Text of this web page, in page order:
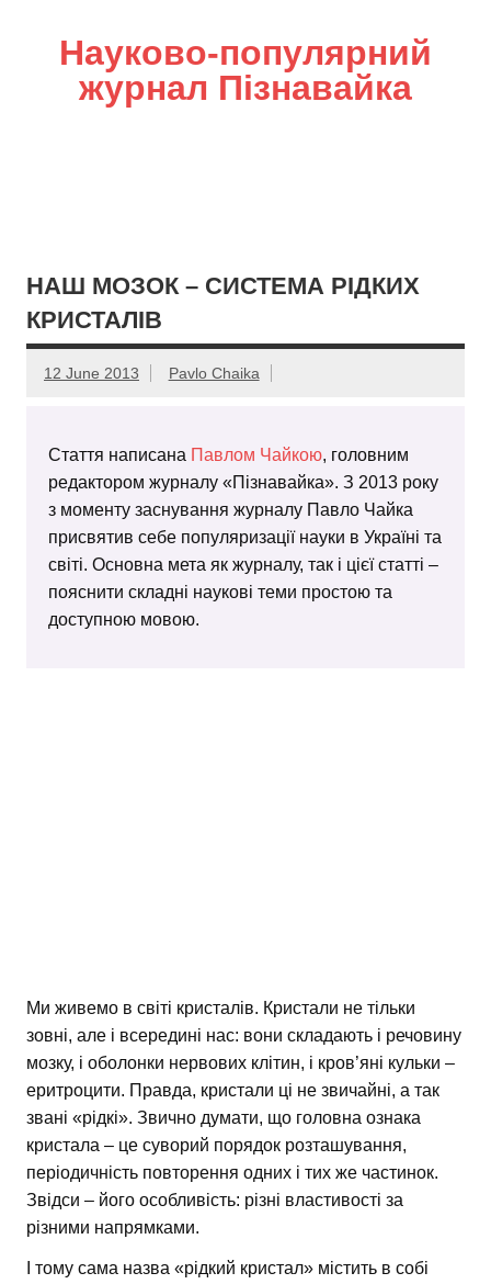
Науково-популярний
журнал Пізнавайка
НАШ МОЗОК – СИСТЕМА РІДКИХ
КРИСТАЛІВ
12 June 2013 Pavlo Chaika
Стаття написана Павлом Чайкою, головним
редактором журналу «Пізнавайка». З 2013 року
з моменту заснування журналу Павло Чайка
присвятив себе популяризації науки в Україні та
світі. Основна мета як журналу, так і цієї статті –
пояснити складні наукові теми простою та
доступною мовою.
Ми живемо в світі кристалів. Кристали не тільки
зовні, але і всередині нас: вони складають і речовину
мозку, і оболонки нервових клітин, і кров’яні кульки –
еритроцити. Правда, кристали ці не звичайні, а так
звані «рідкі». Звично думати, що головна ознака
кристала – це суворий порядок розташування,
періодичність повторення одних і тих же частинок.
Звідси – його особливість: різні властивості за
різними напрямками.
І тому сама назва «рідкий кристал» містить в собі